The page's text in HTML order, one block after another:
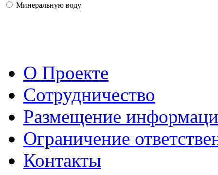
Минеральную воду
О Проекте
Сотрудничество
Размещение
Ограничение
Контакты